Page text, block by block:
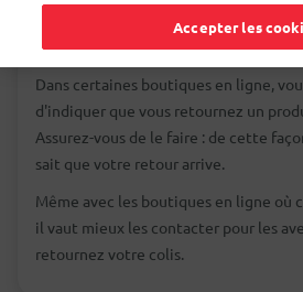
Dans certaines boutiques en ligne,
d'indiquer que vous retournez un
Assurez-vous de le faire : de cette
sait que votre retour arrive.
Même avec les boutiques en ligne où
il vaut mieux les contacter pour les
retournez votre colis.
Accepter les